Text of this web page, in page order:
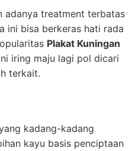
adanya treatment terbatas
ini bisa berkeras hati rada
Plakat Kuningan
iring maju lagi pol dicari
terkait.
kadang-kadang
kayu basis penciptaan